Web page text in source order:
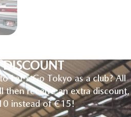
DISCOUNT
Let's Go Tokyo as a club? All
then receive an extra discount,
instead of €15!